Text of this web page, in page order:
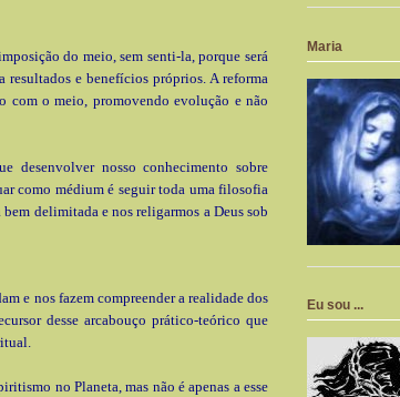
do meio, sem senti-la, porque será
resultados e benefícios próprios. A reforma
com o meio, promovendo evolução e não
desenvolver nosso conhecimento sobre
como médium é seguir toda uma filosofia
delimitada e nos religarmos a Deus sob
e nos fazem compreender a realidade dos
desse arcabouço prático-teórico que
no Planeta, mas não é apenas a esse
Maria
Eu sou ...